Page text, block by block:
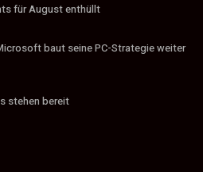
für August enthüllt
baut seine PC-Strategie weiter
stehen bereit